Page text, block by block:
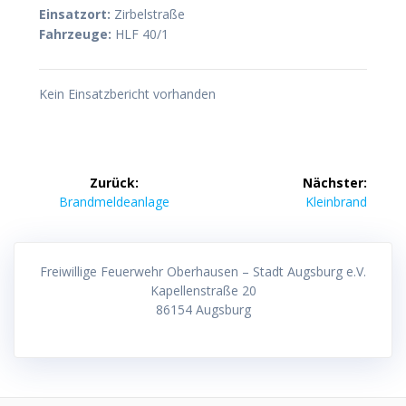
Einsatzort: Zirbelstraße
Fahrzeuge: HLF 40/1
Kein Einsatzbericht vorhanden
Beitragsnavigation
Zurück:
Vorheriger
Brandmeldeanlage
Nächster:
Nächster
Kleinbrand
Freiwillige Feuerwehr Oberhausen – Stadt Augsburg e.V.
Kapellenstraße 20
86154 Augsburg